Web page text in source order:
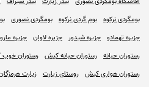
بومگردی نرکوه بوم گردی نرکوه بومگردی نصوری
جزیره تهمادو جزیره شیدور جزیره لاوان جزیره مارو
رستوران حبانه رستوران حبانه کیش رستوران
رستوران هواری کیش روستای زیارت زیارت